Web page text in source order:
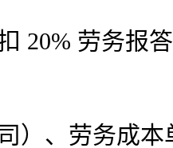
劳务报
、劳务成本